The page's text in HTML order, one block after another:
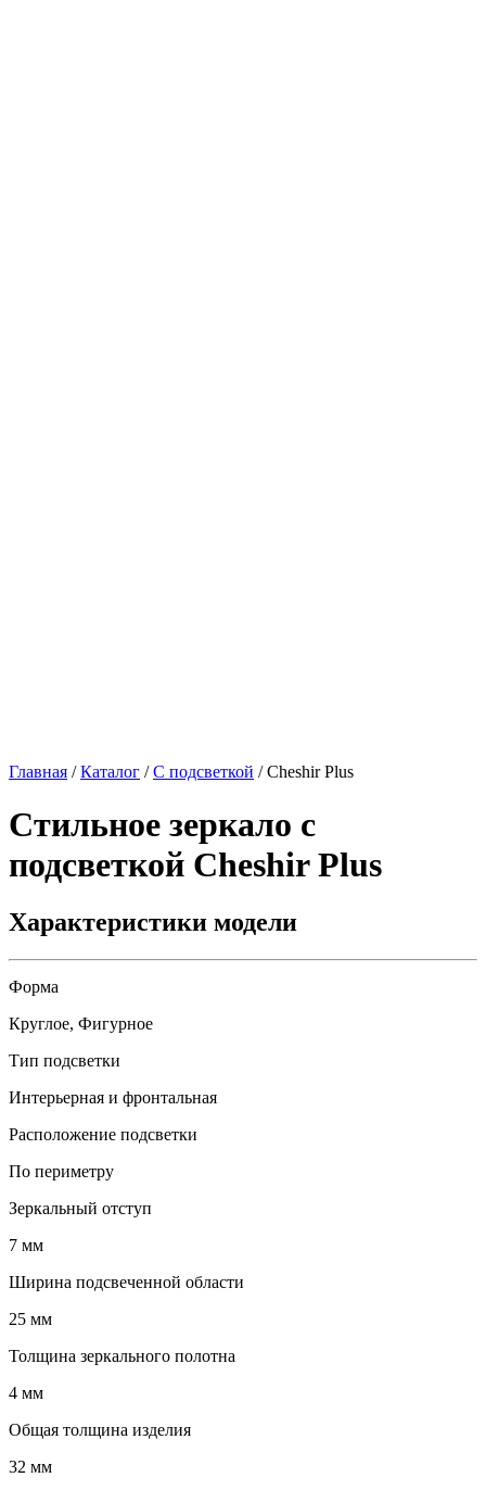
Главная /Каталог /С подсветкой /Cheshir Plus
Стильное зеркало с
подсветкой Cheshir Plus
Характеристики модели
Форма
Круглое, Фигурное
Тип подсветки
Интерьерная и фронтальная
Расположение подсветки
По периметру
Зеркальный отступ
7 мм
Ширина подсвеченной области
25 мм
Толщина зеркального полотна
4 мм
Общая толщина изделия
32 мм